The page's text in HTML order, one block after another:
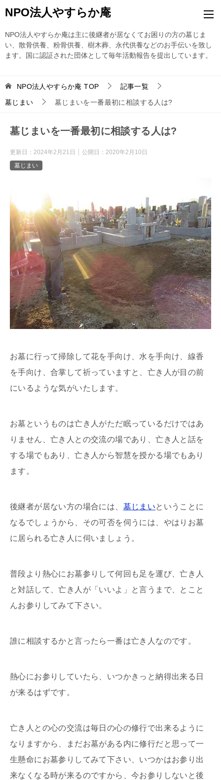
NPO法人やすらか庵
NPO法人やすらか庵は主に後継者が居なくてお困りの方の墓じま
い、散骨供養、粉骨供養、樹木葬、永代供養などのお手伝いを致し
ます。国に認証された団体として毎年活動報告を提出しています。
NPO法人やすらか庵 TOP
記事一覧
墓じまい
墓じまいを一番最初に相談する人は?
墓じまいを一番最初に相談する人は?
更新日： 2024年2月21日 公開日： 2020年2月10日
墓じまい
お墓に行って掃除して花を手向け、水を手向け、線香
を手向け、合掌して祈っていますと、亡き人が目の前
にいるような気がいたします。
お墓というものは亡き人がただ眠っているだけではあ
りません、亡き人との交流の場であり、亡き人と話を
する場でもあり、亡き人から智慧を授かる場でもあり
ます。
後継者が居ない方の場合には、 墓じまいということに
なるでしょうから、その可否を伺うには、やはりお墓
に居られる亡き人に伺いましょう。
普段より熱心にお墓参りして何回も足を運び、亡き人
と対話して、亡き人が「いいよ」と言うまで、とこと
んお参りしてみて下さい。
誰に相談するかと言ったら一番は亡き人なのです。
熱心にお参りしていたら、いつかきっと納得出来る日
が来るはずです。
亡き人との心の交流は毎日の心の修行で出来るように
なりますから、まだお墓がある内に修行だと思って一
生懸命にお墓参りしてみて下さい、いつかはお参り出
来なくなる時が来るのですから、今お参りしないと後